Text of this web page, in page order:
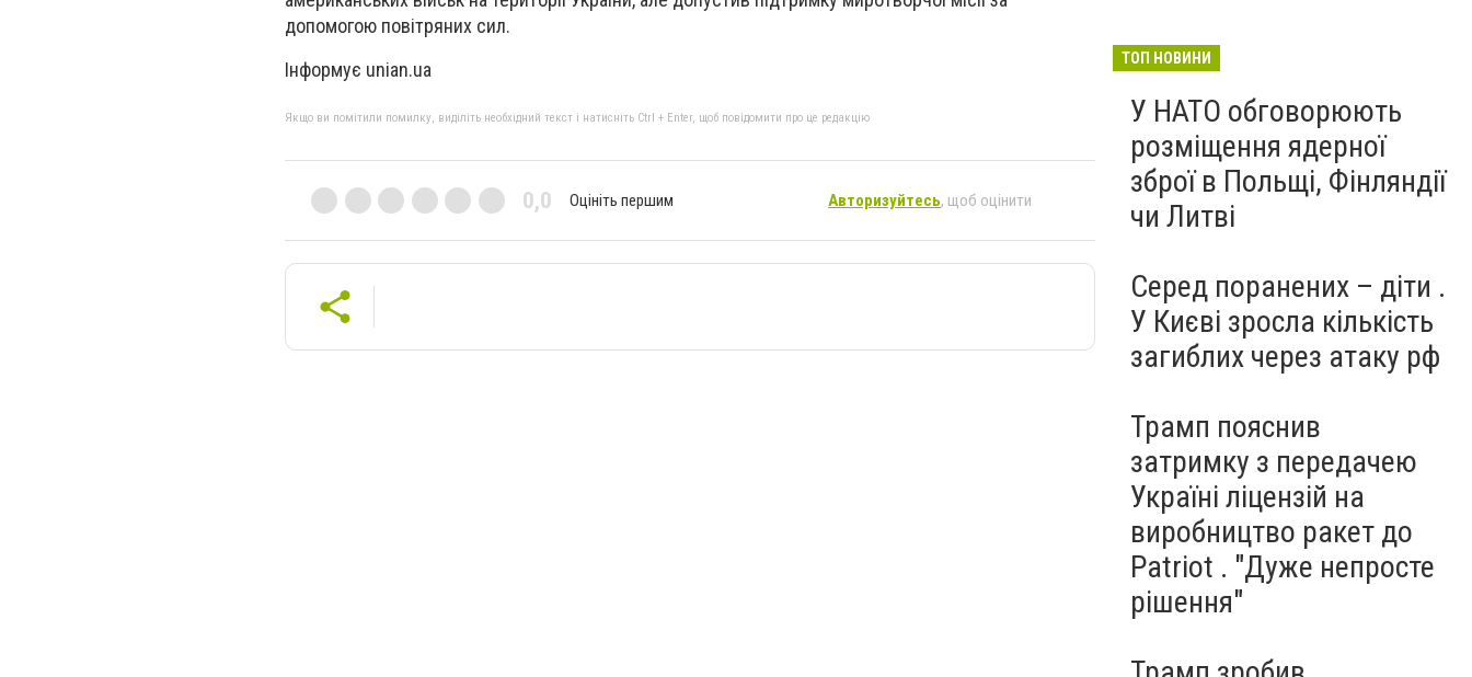
допомогою повітряних сил.
Інформує unian.ua
Якщо ви помітили помилку, виділіть необхідний текст і натисніть Ctrl + Enter, щоб повідомити про це редакцію
0,0 Оцініть першим Авторизуйтесь, щоб оцінити
ТОП НОВИНИ
У НАТО обговорюють
розміщення ядерної
зброї в Польщі, Фінляндії
чи Литві
Серед поранених – діти .
У Києві зросла кількість
загиблих через атаку рф
Трамп пояснив
затримку з передачею
Україні ліцензій на
виробництво ракет до
Patriot . "Дуже непросте
рішення"